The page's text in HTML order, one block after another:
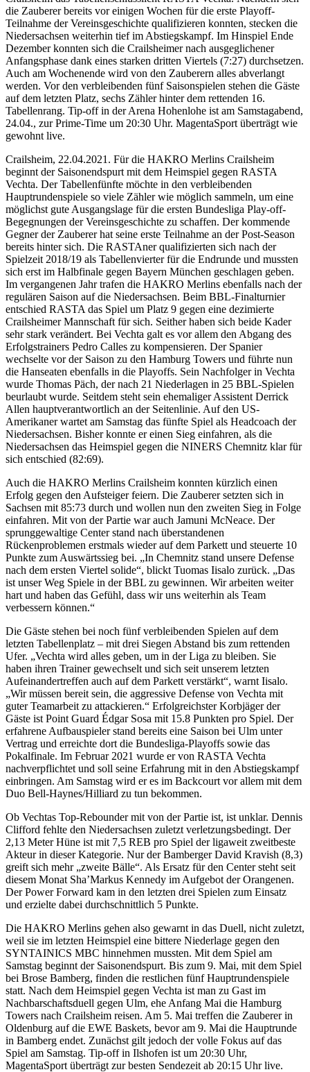
die Zauberer bereits vor einigen Wochen für die erste Playoff-
Teilnahme der Vereinsgeschichte qualifizieren konnten, stecken die
Niedersachsen weiterhin tief im Abstiegskampf. Im Hinspiel Ende
Dezember konnten sich die Crailsheimer nach ausgeglichener
Anfangsphase dank eines starken dritten Viertels (7:27) durchsetzen.
Auch am Wochenende wird von den Zauberern alles abverlangt
werden. Vor den verbleibenden fünf Saisonspielen stehen die Gäste
auf dem letzten Platz, sechs Zähler hinter dem rettenden 16.
Tabellenrang. Tip-off in der Arena Hohenlohe ist am Samstagabend,
24.04., zur Prime-Time um 20:30 Uhr. MagentaSport überträgt wie
gewohnt live.
Crailsheim, 22.04.2021. Für die HAKRO Merlins Crailsheim
beginnt der Saisonendspurt mit dem Heimspiel gegen RASTA
Vechta. Der Tabellenfünfte möchte in den verbleibenden
Hauptrundenspiele so viele Zähler wie möglich sammeln, um eine
möglichst gute Ausgangslage für die ersten Bundesliga Play-off-
Begegnungen der Vereinsgeschichte zu schaffen. Der kommende
Gegner der Zauberer hat seine erste Teilnahme an der Post-Season
bereits hinter sich. Die RASTAner qualifizierten sich nach der
Spielzeit 2018/19 als Tabellenvierter für die Endrunde und mussten
sich erst im Halbfinale gegen Bayern München geschlagen geben.
Im vergangenen Jahr trafen die HAKRO Merlins ebenfalls nach der
regulären Saison auf die Niedersachsen. Beim BBL-Finalturnier
entschied RASTA das Spiel um Platz 9 gegen eine dezimierte
Crailsheimer Mannschaft für sich. Seither haben sich beide Kader
sehr stark verändert. Bei Vechta galt es vor allem den Abgang des
Erfolgstrainers Pedro Calles zu kompensieren. Der Spanier
wechselte vor der Saison zu den Hamburg Towers und führte nun
die Hanseaten ebenfalls in die Playoffs. Sein Nachfolger in Vechta
wurde Thomas Päch, der nach 21 Niederlagen in 25 BBL-Spielen
beurlaubt wurde. Seitdem steht sein ehemaliger Assistent Derrick
Allen hauptverantwortlich an der Seitenlinie. Auf den US-
Amerikaner wartet am Samstag das fünfte Spiel als Headcoach der
Niedersachsen. Bisher konnte er einen Sieg einfahren, als die
Niedersachsen das Heimspiel gegen die NINERS Chemnitz klar für
sich entschied (82:69).
Auch die HAKRO Merlins Crailsheim konnten kürzlich einen
Erfolg gegen den Aufsteiger feiern. Die Zauberer setzten sich in
Sachsen mit 85:73 durch und wollen nun den zweiten Sieg in Folge
einfahren. Mit von der Partie war auch Jamuni McNeace. Der
sprunggewaltige Center stand nach überstandenen
Rückenproblemen erstmals wieder auf dem Parkett und steuerte 10
Punkte zum Auswärtssieg bei. „In Chemnitz stand unsere Defense
nach dem ersten Viertel solide“, blickt Tuomas Iisalo zurück. „Das
ist unser Weg Spiele in der BBL zu gewinnen. Wir arbeiten weiter
hart und haben das Gefühl, dass wir uns weiterhin als Team
verbessern können.“
Die Gäste stehen bei noch fünf verbleibenden Spielen auf dem
letzten Tabellenplatz – mit drei Siegen Abstand bis zum rettenden
Ufer. „Vechta wird alles geben, um in der Liga zu bleiben. Sie
haben ihren Trainer gewechselt und sich seit unserem letzten
Aufeinandertreffen auch auf dem Parkett verstärkt“, warnt Iisalo.
„Wir müssen bereit sein, die aggressive Defense von Vechta mit
guter Teamarbeit zu attackieren.“ Erfolgreichster Korbjäger der
Gäste ist Point Guard Édgar Sosa mit 15.8 Punkten pro Spiel. Der
erfahrene Aufbauspieler stand bereits eine Saison bei Ulm unter
Vertrag und erreichte dort die Bundesliga-Playoffs sowie das
Pokalfinale. Im Februar 2021 wurde er von RASTA Vechta
nachverpflichtet und soll seine Erfahrung mit in den Abstiegskampf
einbringen. Am Samstag wird er es im Backcourt vor allem mit dem
Duo Bell-Haynes/Hilliard zu tun bekommen.
Ob Vechtas Top-Rebounder mit von der Partie ist, ist unklar. Dennis
Clifford fehlte den Niedersachsen zuletzt verletzungsbedingt. Der
2,13 Meter Hüne ist mit 7,5 REB pro Spiel der ligaweit zweitbeste
Akteur in dieser Kategorie. Nur der Bamberger David Kravish (8,3)
greift sich mehr „zweite Bälle“. Als Ersatz für den Center steht seit
diesem Monat Sha’Markus Kennedy im Aufgebot der Orangenen.
Der Power Forward kam in den letzten drei Spielen zum Einsatz
und erzielte dabei durchschnittlich 5 Punkte.
Die HAKRO Merlins gehen also gewarnt in das Duell, nicht zuletzt,
weil sie im letzten Heimspiel eine bittere Niederlage gegen den
SYNTAINICS MBC hinnehmen mussten. Mit dem Spiel am
Samstag beginnt der Saisonendspurt. Bis zum 9. Mai, mit dem Spiel
bei Brose Bamberg, finden die restlichen fünf Hauptrundenspiele
statt. Nach dem Heimspiel gegen Vechta ist man zu Gast im
Nachbarschaftsduell gegen Ulm, ehe Anfang Mai die Hamburg
Towers nach Crailsheim reisen. Am 5. Mai treffen die Zauberer in
Oldenburg auf die EWE Baskets, bevor am 9. Mai die Hauptrunde
in Bamberg endet. Zunächst gilt jedoch der volle Fokus auf das
Spiel am Samstag. Tip-off in Ilshofen ist um 20:30 Uhr,
MagentaSport überträgt zur besten Sendezeit ab 20:15 Uhr live.